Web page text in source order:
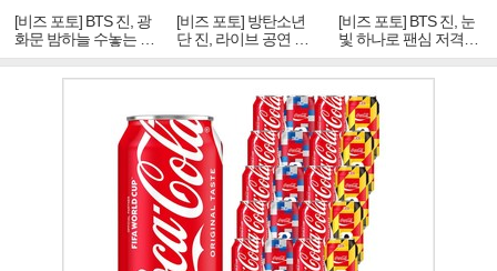
[비즈 포토] BTS 진, 광
화문 밤하늘 수놓는 '비
주얼 킹'의 열창
[비즈 포토] 방탄소년
단 진, 라이브 공연 중
빛나는 독보적 아우라
[비즈 포토] BTS 진, 눈
빛 하나로 팬심 저격…
독보적 카리스마